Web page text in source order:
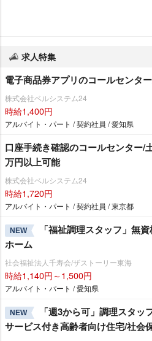
求人特集
電子商品券アプリのコールセンタ
株式会社ベルシステム24
時給1,400円
アルバイト・パート / 契約社員 / 愛知県
口座手続き確認のコールセンター/
万円以上可能
株式会社ベルシステム24
時給1,720円
アルバイト・パート / 契約社員 / 東京都
NEW
「福祉調理スタッフ」無
ホーム
社会福祉法人千寿会/ザストーリー東海
時給1,140円～1,500円
アルバイト・パート / 愛知県
NEW
「週3から可」調理スタ
サービス付き高齢者向け住宅/社会